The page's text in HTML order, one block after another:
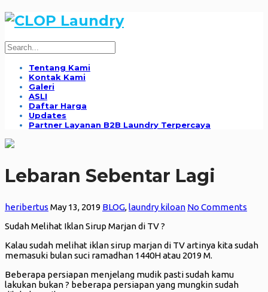
Tentang Kami
Kontak Kami
Galeri
ASLI
Daftar Harga
Updates
Partner Layanan B2B Laundry Terpercaya
Lebaran Sebentar Lagi
heribertus May 13, 2019 BLOG,laundry kiloan No Comments
Sudah Melihat Iklan Sirup Marjan di TV ?
Kalau sudah melihat iklan sirup marjan di TV artinya kita sudah
memasuki bulan suci ramadhan 1440H atau 2019 M.
Beberapa persiapan menjelang mudik pasti sudah kamu
lakukan bukan ? beberapa persiapan yang mungkin sudah